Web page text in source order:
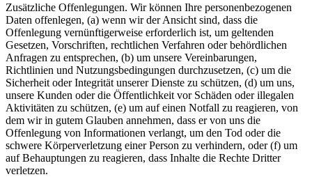
Zusätzliche Offenlegungen. Wir können Ihre personenbezogenen
Daten offenlegen, (a) wenn wir der Ansicht sind, dass die
Offenlegung vernünftigerweise erforderlich ist, um geltenden
Gesetzen, Vorschriften, rechtlichen Verfahren oder behördlichen
Anfragen zu entsprechen, (b) um unsere Vereinbarungen,
Richtlinien und Nutzungsbedingungen durchzusetzen, (c) um die
Sicherheit oder Integrität unserer Dienste zu schützen, (d) um uns,
unsere Kunden oder die Öffentlichkeit vor Schäden oder illegalen
Aktivitäten zu schützen, (e) um auf einen Notfall zu reagieren, von
dem wir in gutem Glauben annehmen, dass er von uns die
Offenlegung von Informationen verlangt, um den Tod oder die
schwere Körperverletzung einer Person zu verhindern, oder (f) um
auf Behauptungen zu reagieren, dass Inhalte die Rechte Dritter
verletzen.